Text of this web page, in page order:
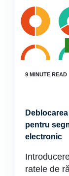
pentru
electronic
ratele de